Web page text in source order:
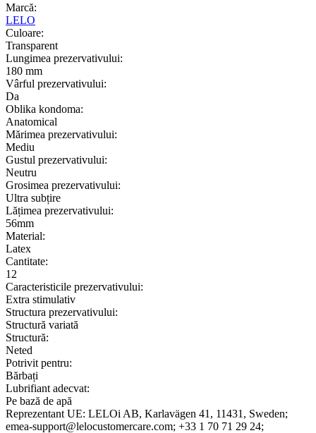
Marcă:
LELO
Culoare:
Transparent
Lungimea prezervativului:
180 mm
Vârful prezervativului:
Da
Oblika kondoma:
Anatomical
Mărimea prezervativului:
Mediu
Gustul prezervativului:
Neutru
Grosimea prezervativului:
Ultra subțire
Lățimea prezervativului:
56mm
Material:
Latex
Cantitate:
12
Caracteristicile prezervativului:
Extra stimulativ
Structura prezervativului:
Structură variată
Structură:
Neted
Potrivit pentru:
Bărbați
Lubrifiant adecvat:
Pe bază de apă
Reprezentant UE: LELOi AB, Karlavägen 41 , 11431 , Sweden;
emea-support@lelocustomercare.com; +33 1 70 71 29 24;